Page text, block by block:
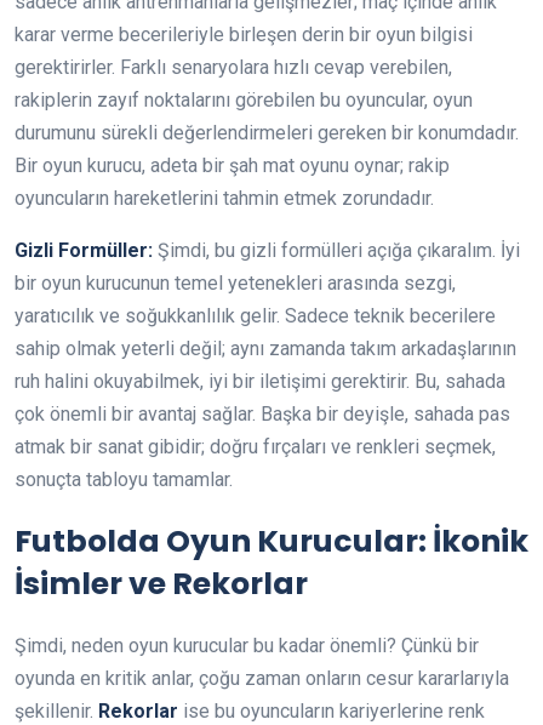
karar verme becerileriyle birleşen derin bir oyun bilgisi
gerektirirler. Farklı senaryolara hızlı cevap verebilen,
rakiplerin zayıf noktalarını görebilen bu oyuncular, oyun
durumunu sürekli değerlendirmeleri gereken bir konumdadır.
Bir oyun kurucu, adeta bir şah mat oyunu oynar; rakip
oyuncuların hareketlerini tahmin etmek zorundadır.
Gizli Formüller: Şimdi, bu gizli formülleri açığa çıkaralım. İyi
bir oyun kurucunun temel yetenekleri arasında sezgi,
yaratıcılık ve soğukkanlılık gelir. Sadece teknik becerilere
sahip olmak yeterli değil; aynı zamanda takım arkadaşlarının
ruh halini okuyabilmek, iyi bir iletişimi gerektirir. Bu, sahada
çok önemli bir avantaj sağlar. Başka bir deyişle, sahada pas
atmak bir sanat gibidir; doğru fırçaları ve renkleri seçmek,
sonuçta tabloyu tamamlar.
Futbolda Oyun Kurucular: İkonik
İsimler ve Rekorlar
Şimdi, neden oyun kurucular bu kadar önemli? Çünkü bir
oyunda en kritik anlar, çoğu zaman onların cesur kararlarıyla
şekillenir. Rekorlar ise bu oyuncuların kariyerlerine renk